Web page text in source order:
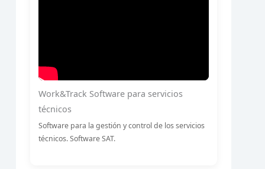
Work&Track Software para servicios
técnicos
Software para la gestión y control de los servicios
técnicos. Software SAT.